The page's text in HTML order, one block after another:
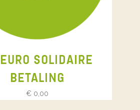
SOLIDAIRE
BETALING
€0,00